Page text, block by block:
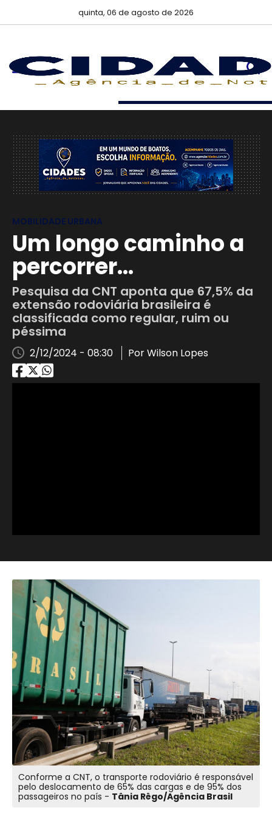
quinta, 06 de agosto de 2026
MOBILIDADE URBANA
Um longo caminho a
percorrer...
Pesquisa da CNT aponta que 67,5% da
extensão rodoviária brasileira é
classificada como regular, ruim ou
péssima
2/12/2024 - 08:30 Por Wilson Lopes
Conforme a CNT, o transporte rodoviário é responsável
pelo deslocamento de 65% das cargas e de 95% dos
passageiros no país - Tânia Rêgo/Agência Brasil